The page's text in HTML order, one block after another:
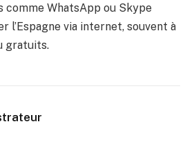
comme WhatsApp ou Skype
l’Espagne via internet, souvent à
gratuits.